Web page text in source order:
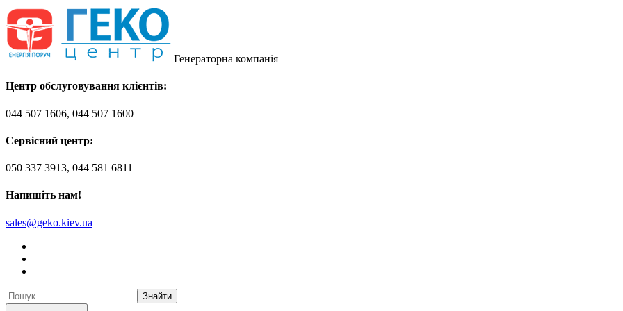
Генераторна компанія
Центр обслуговування клієнтів:
044 507 1606, 044 507 1600
Сервісний центр:
050 337 3913, 044 581 6811
Напишіть нам!
sales@geko.kiev.ua
Знайти